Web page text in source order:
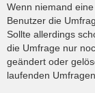
Wenn niemand
Benutzer die
Sollte allerdings
die Umfrage nur
geändert oder
laufenden